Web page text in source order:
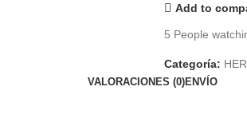
Add to
5 People
Categoría:
VALORACIONES (0)ENVÍO